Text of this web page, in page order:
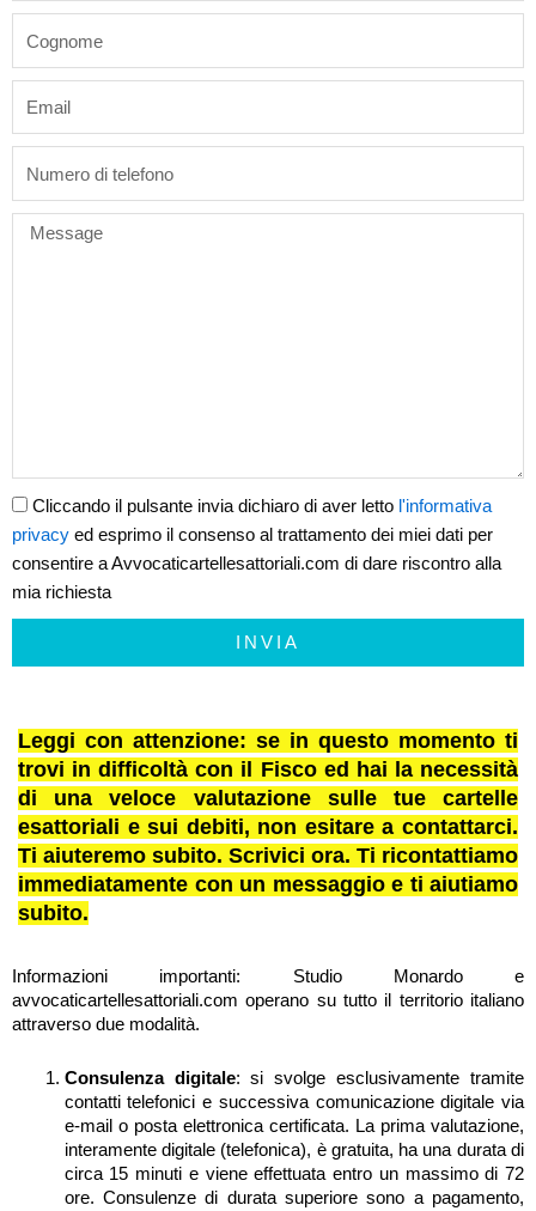
Message
Cliccando il pulsante invia dichiaro di aver letto l'informativa
privacy ed esprimo il consenso al trattamento dei miei dati per
consentire a Avvocaticartellesattoriali.com di dare riscontro alla
mia richiesta
INVIA
Leggi con attenzione: se in questo momento ti
trovi in difficoltà con il Fisco ed hai la necessità
di una veloce valutazione sulle tue cartelle
esattoriali e sui debiti, non esitare a contattarci.
Ti aiuteremo subito. Scrivici ora. Ti ricontattiamo
immediatamente con un messaggio e ti aiutiamo
subito.
Informazioni importanti: Studio Monardo e
avvocaticartellesattoriali.com operano su tutto il territorio italiano
attraverso due modalità.
Consulenza digitale: si svolge esclusivamente tramite
contatti telefonici e successiva comunicazione digitale via
e-mail o posta elettronica certificata. La prima valutazione,
interamente digitale (telefonica), è gratuita, ha una durata di
circa 15 minuti e viene effettuata entro un massimo di 72
ore. Consulenze di durata superiore sono a pagamento,